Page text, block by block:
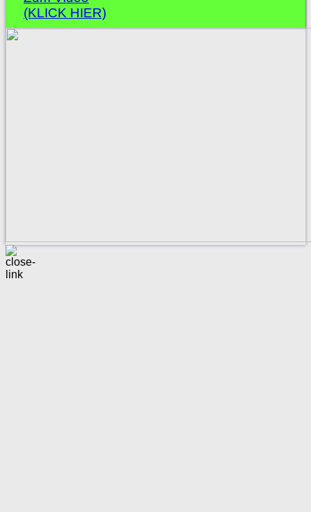
(KLICK HIER)